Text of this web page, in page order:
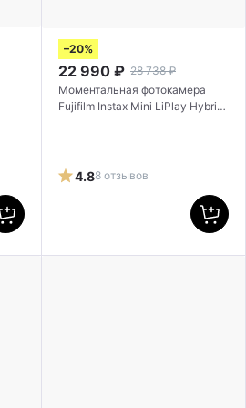
–20%
22 990 ₽ 28 738 ₽
Моментальная фотокамера
Fujifilm Instax Mini LiPlay Hybrid
4.88 отзывов